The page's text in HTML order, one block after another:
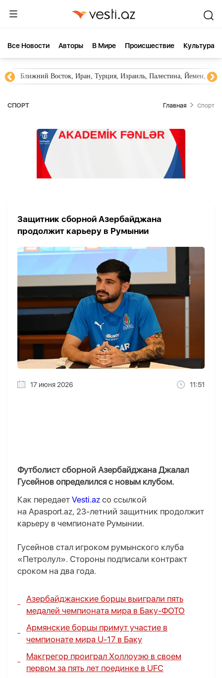
Все Новости Aвторы В Мире Происшествие Культура
Ближний Восток, Иран, Турция, Израиль, Палестина, Йемен,
СПОРТ Главная Спорт
Защитник сборной Азербайджана
продолжит карьеру в Румынии
17 июня 2026 11:51
Футболист сборной Азербайджана Джалал
Гусейнов определился с новым клубом.
Как передает Vesti.az со ссылкой
на Apasport.az, 23-летний защитник продолжит
карьеру в чемпионате Румынии.
Гусейнов стал игроком румынского клуба
«Петролул». Стороны подписали контракт
сроком на два года.
Азербайджанские борцы выиграли пять
медалей чемпионата мира в Баку-ФОТО
Армянские борцы примут участие в
чемпионате мира U-17 в Баку
Макгрегор проиграл Холлоуэю в своем
первом за пять лет поединке в UFC